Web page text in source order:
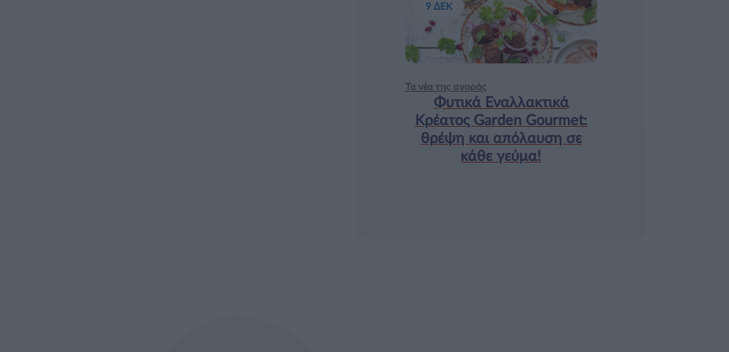
Τα νέα της αγοράς
Φυτικά Εναλλακτικά
Κρέατος Garden Gourmet:
θρέψη και απόλαυση σε
κάθε γεύμα!
9 ΔΕΚ